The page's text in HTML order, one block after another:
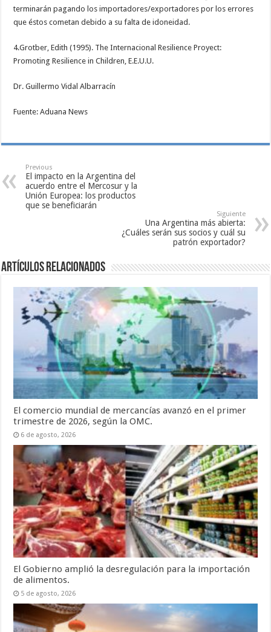
terminarán pagando los importadores/exportadores por los errores
que éstos cometan debido a su falta de idoneidad.
4.Grotber, Edith (1995). The Internacional Resilience Proyect:
Promoting Resilience in Children, E.E.U.U.
Dr. Guillermo Vidal Albarracín
Fuente: Aduana News
Previous
El impacto en la Argentina del
acuerdo entre el Mercosur y la
Unión Europea: los productos
que se beneficiarán
Siguiente
Una Argentina más abierta:
¿Cuáles serán sus socios y cuál su
patrón exportador?
Artículos relacionados
El comercio mundial de mercancías avanzó en el primer
trimestre de 2026, según la OMC.
6 de agosto, 2026
El Gobierno amplió la desregulación para la importación
de alimentos.
5 de agosto, 2026